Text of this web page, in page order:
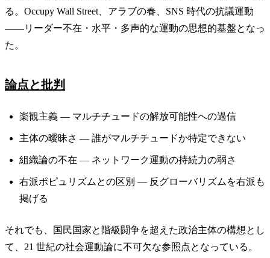
る。Occupy Wall Street、アラブの春、SNS 時代の抗議運動
——リーダー不在・水平・多声的な運動の思想的基盤となっ
た。
論点と批判
楽観主義 — マルチチュードの解放可能性への過信
主体の曖昧さ — 誰がマルチチュードか特定できない
組織論の不在 — ネットワーク運動の持続力の弱さ
右派ポピュリズムとの区別 — 反グローバリズムを右派も
掲げる
それでも、国民国家と階級闘争を超えた政治主体の構想とし
て、21 世紀の社会運動論に不可欠な参照点となっている。